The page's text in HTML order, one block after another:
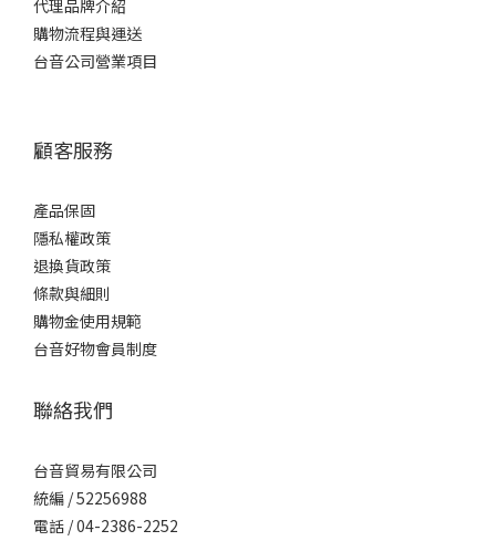
代理品牌介紹
購物流程與運送
台音公司營業項目
顧客服務
產品保固
隱私權政策
退換貨政策
條款與細則
購物金使用規範
台音好物會員制度
聯絡我們
台音貿易有限公司
統編 / 52256988
電話 / 04-2386-2252